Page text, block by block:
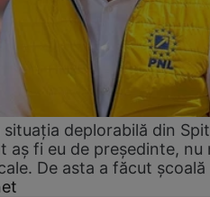
deplorabilă din
aș fi eu de președinte, nu
De asta a făcut școală